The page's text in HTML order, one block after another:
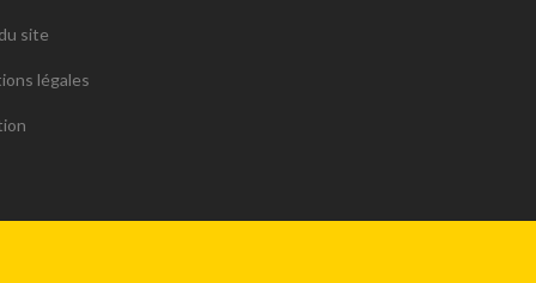
site
légales
Personnalisez vos préférences pour contrôler la manière dont